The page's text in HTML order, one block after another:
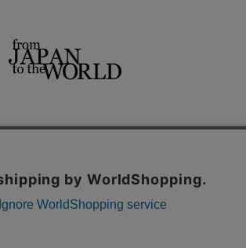
CONZ UNITED TOKYO PUBLIC TOKYO
用状況の分析からマーケティング活動に利